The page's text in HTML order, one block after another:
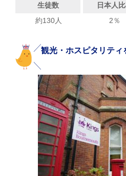
生徒数 日本人
約130人
2％
観光・ホスピタリテ